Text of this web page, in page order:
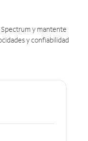
y mantente
y confiabilidad